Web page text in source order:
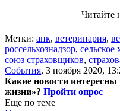
Читайте
Метки: апк, ветеринария,
россельхознадзор, сельское
союз страховщиков,
События, 3 ноября 2020,
Какие новости
жизни»? Пройти опрос
Еще по теме